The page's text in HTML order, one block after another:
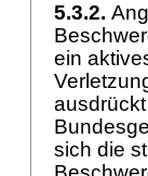
5.3.2.
ein
sich die